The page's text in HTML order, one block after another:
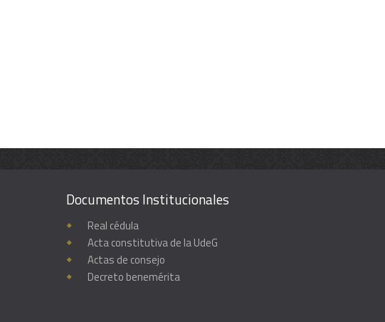
Documentos Institucionales
Real cédula
Acta constitutiva de la UdeG
Actas de consejo
Decreto benemérita